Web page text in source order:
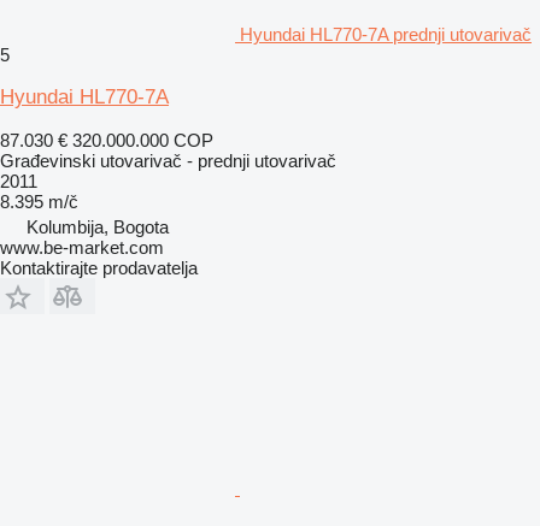
Hyundai HL770-7A prednji utovarivač
5
Hyundai HL770-7A
87.030 € 320.000.000 COP
Građevinski utovarivač - prednji utovarivač
2011
8.395 m/č
Kolumbija, Bogota
www.be-market.com
Kontaktirajte prodavatelja